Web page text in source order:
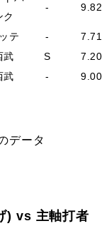
ク
- 9.82
テ - 7.71
武 S 7.20
武 - 9.00
データ
) vs 主軸打者